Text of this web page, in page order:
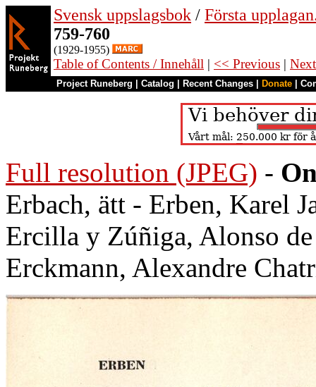
Svensk uppslagsbok / Första
759-760
(1929-1955)
Table of Contents / Innehåll | << Previous |
Project Runeberg Catalog Recent Changes Donate
Full resolution (JPEG) -
Erbach, ätt - Erben, Karel
Ercilla y Zúñiga, Alonso
Erckmann, Alexandre